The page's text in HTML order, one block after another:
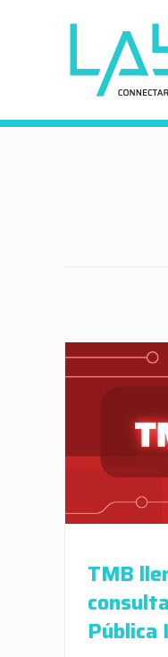
TMB
Pública